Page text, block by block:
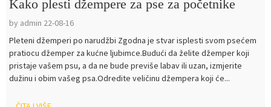
Kako plesti džempere za pse za početnike
by admin 22-08-16
Pleteni džemperi po narudžbi Zgodna je stvar isplesti svom psećem
pratiocu džemper za kućne ljubimce.Budući da želite džemper koji
pristaje vašem psu, a da ne bude previše labav ili uzan, izmjerite
dužinu i obim vašeg psa.Odredite veličinu džempera koji će...